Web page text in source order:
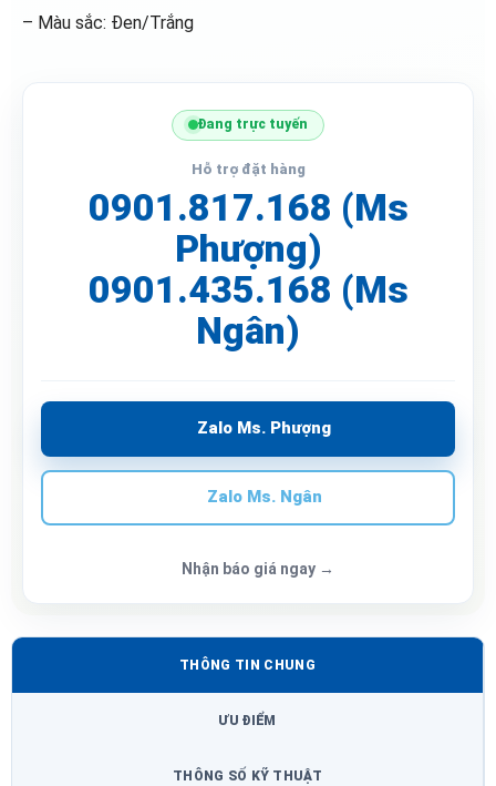
– Màu sắc: Đen/Trắng
Đang trực tuyến
Hỗ trợ đặt hàng
0901.817.168 (Ms
Phượng)
0901.435.168 (Ms
Ngân)
Zalo Ms. Phượng
Zalo Ms. Ngân
Nhận báo giá ngay →
THÔNG TIN CHUNG
ƯU ĐIỂM
THÔNG SỐ KỸ THUẬT